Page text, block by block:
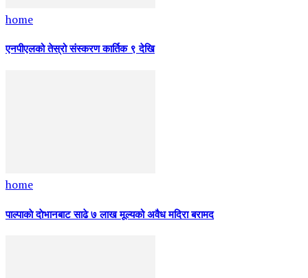
home
एनपीएलको तेस्रो संस्करण कार्तिक ९ देखि
home
पाल्पाकाे दाेभानबाट साढे ७ लाख मूल्यको अवैध मदिरा बरामद